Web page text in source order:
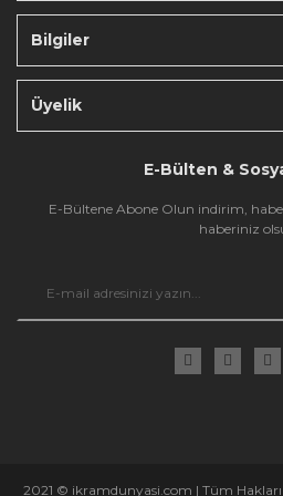
Bilgiler
Üyelik
E-Bülten &
E-Bültene Abone Olun indirim,
haberiniz
2021 © ikramdunyasi.com | Tüm Hakları